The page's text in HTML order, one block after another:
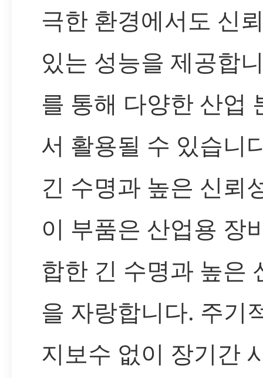
극한 환경에서도 신
있는 성능을 제공합
를 통해 다양한 산업
서 활용될 수 있습니
긴 수명과 높은 신뢰
이 부품은 산업용 장
합한 긴 수명과 높은
을 자랑합니다. 주기
지보수 없이 장기간